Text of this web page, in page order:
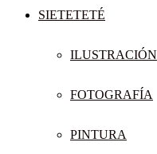
SIETETETÉ
ILUSTRACIÓN
FOTOGRAFÍA
PINTURA